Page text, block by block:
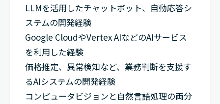
LLMを活用したチャットボット、自動応答シ
ステムの開発経験
Google CloudやVertex AIなどのAIサービス
を利用した経験
価格推定、異常検知など、業務判断を支援す
るAIシステムの開発経験
コンピュータビジョンと自然言語処理の両分